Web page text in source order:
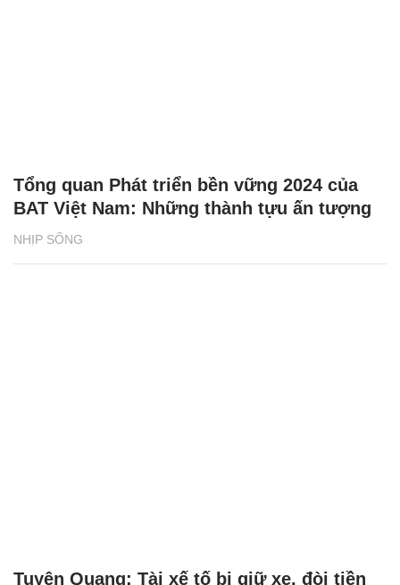
NHỊP SỐNG
Tổng quan Phát triển bền vững 2024 của
BAT Việt Nam: Những thành tựu ấn tượng
Tuyên Quang: Tài xế tố bị giữ xe, đòi tiền